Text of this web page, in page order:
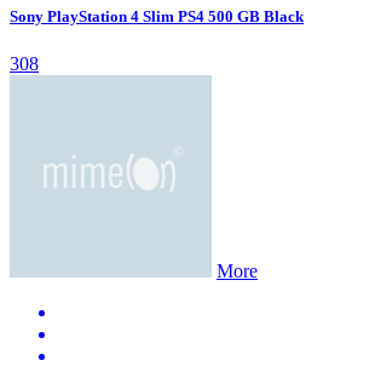
Sony PlayStation 4 Slim PS4 500 GB Black
308
More